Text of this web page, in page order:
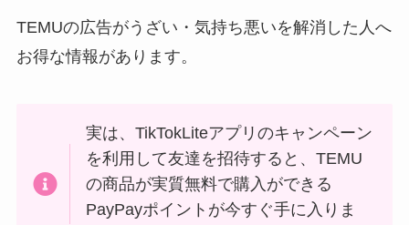
TEMUの広告がうざい・気持ち悪いを解消した人へ
お得な情報があります。
実は、TikTokLiteアプリのキャンペーン
を利用して友達を招待すると、TEMU
の商品が実質無料で購入ができる
PayPayポイントが今すぐ手に入りま